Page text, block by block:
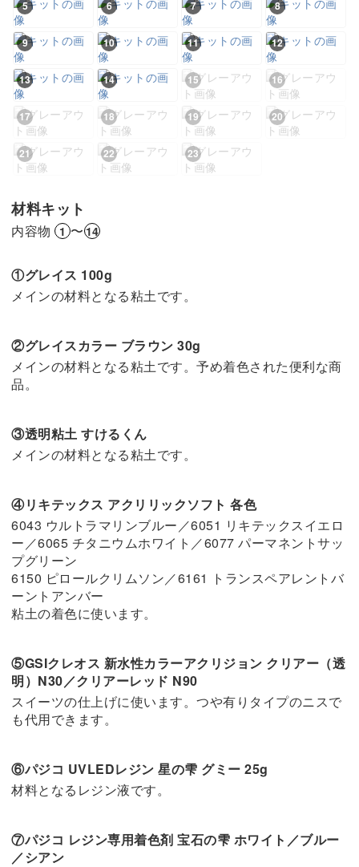
5 6 7 8
9 10 11 12
13 14 15 16
17 18 19 20
21 22 23
材料キット
内容物 1 〜14
①グレイス 100g
メインの材料となる粘土です。
②グレイスカラー ブラウン 30g
メインの材料となる粘土です。予め着色された便利な商
品。
③透明粘土 すけるくん
メインの材料となる粘土です。
④リキテックス アクリリックソフト 各色
6043 ウルトラマリンブルー／6051 リキテックスイエロ
ー／6065 チタニウムホワイト／6077 パーマネントサッ
プグリーン
6150 ピロールクリムソン／6161 トランスペアレントバ
ーントアンバー
粘土の着色に使います。
⑤GSIクレオス 新水性カラーアクリジョン クリアー（透
明）N30／クリアーレッド N90
スイーツの仕上げに使います。つや有りタイプのニスで
も代用できます。
⑥パジコ UVLEDレジン 星の雫 グミー 25g
材料となるレジン液です。
⑦パジコ レジン専用着色剤 宝石の雫 ホワイト／ブルー
／シアン